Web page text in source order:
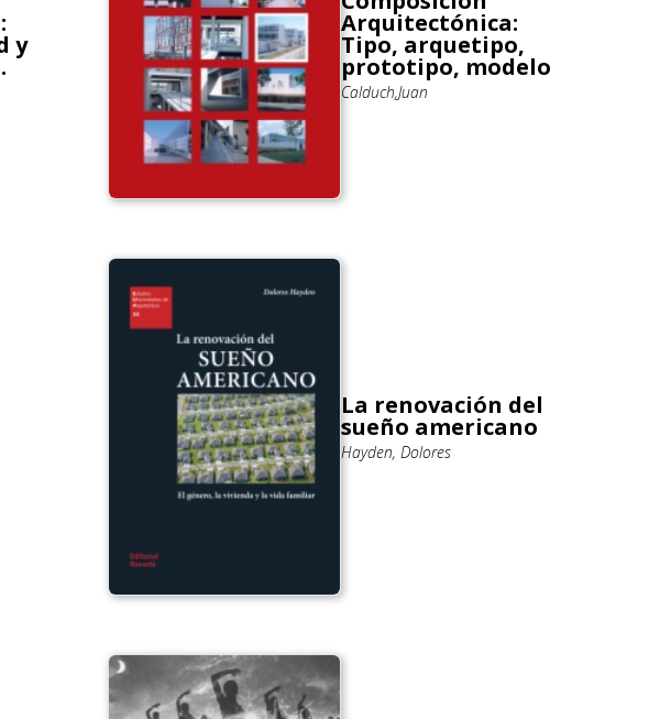
y
Arquitectónica:
Tipo, arquetipo,
prototipo, modelo
Calduch,Juan
La renovación del
sueño americano
Hayden, Dolores